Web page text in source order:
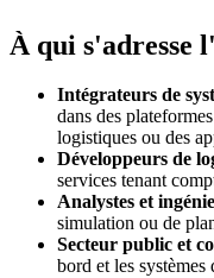
À qui s'adresse
Intégrateurs de
dans des
logistiques ou des
Développeurs de
services tenant
Analystes et
simulation ou de
Secteur public et
bord et les